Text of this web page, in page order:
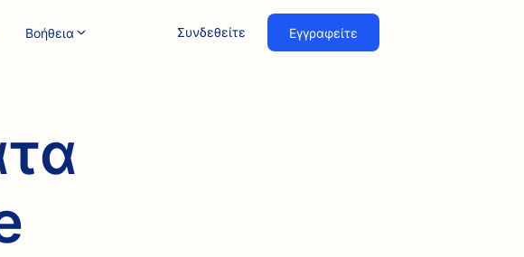
Βοήθεια Συνδεθείτε Εγγραφείτε